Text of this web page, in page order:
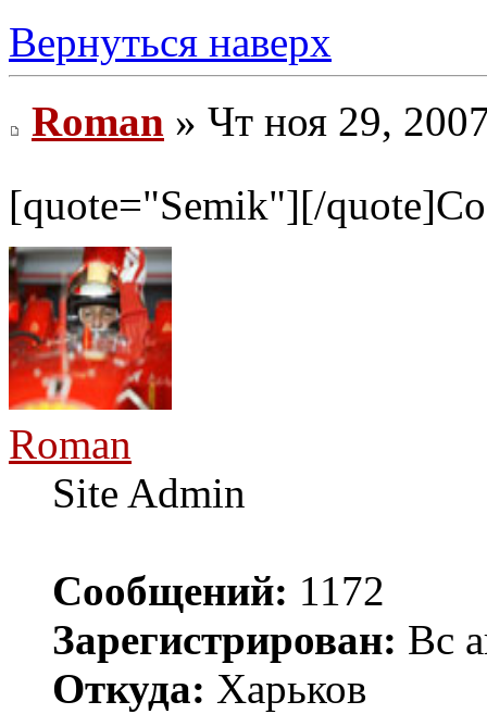
Вернуться наверх
Roman » Чт ноя 29,
[quote="Semik"][/
Roman
Site Admin
Сообщений: 1172
Зарегистрирован: Вс
Откуда: Харьков